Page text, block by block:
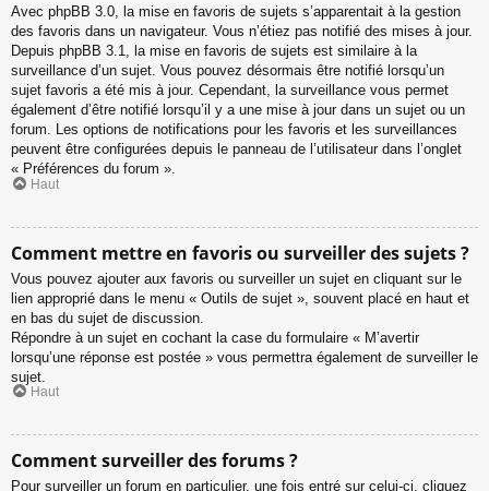
Avec phpBB 3.0, la mise en favoris de sujets s’apparentait à la gestion
des favoris dans un navigateur. Vous n’étiez pas notifié des mises à jour.
Depuis phpBB 3.1, la mise en favoris de sujets est similaire à la
surveillance d’un sujet. Vous pouvez désormais être notifié lorsqu’un
sujet favoris a été mis à jour. Cependant, la surveillance vous permet
également d’être notifié lorsqu’il y a une mise à jour dans un sujet ou un
forum. Les options de notifications pour les favoris et les surveillances
peuvent être configurées depuis le panneau de l’utilisateur dans l’onglet
« Préférences du forum ».
Haut
Comment mettre en favoris ou surveiller des sujets ?
Vous pouvez ajouter aux favoris ou surveiller un sujet en cliquant sur le
lien approprié dans le menu « Outils de sujet », souvent placé en haut et
en bas du sujet de discussion.
Répondre à un sujet en cochant la case du formulaire « M’avertir
lorsqu’une réponse est postée » vous permettra également de surveiller le
sujet.
Haut
Comment surveiller des forums ?
Pour surveiller un forum en particulier, une fois entré sur celui-ci, cliquez